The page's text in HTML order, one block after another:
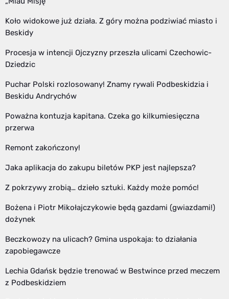
Koło widokowe już działa. Z góry można podziwiać miasto i
Beskidy
Procesja w intencji Ojczyzny przeszła ulicami Czechowic-
Dziedzic
Puchar Polski rozlosowany! Znamy rywali Podbeskidzia i
Beskidu Andrychów
Poważna kontuzja kapitana. Czeka go kilkumiesięczna
przerwa
Remont zakończony!
Jaka aplikacja do zakupu biletów PKP jest najlepsza?
Z pokrzywy zrobią… dzieło sztuki. Każdy może pomóc!
Bożena i Piotr Mikołajczykowie będą gazdami (gwiazdami!)
dożynek
Beczkowozy na ulicach? Gmina uspokaja: to działania
zapobiegawcze
Lechia Gdańsk będzie trenować w Bestwince przed meczem
z Podbeskidziem